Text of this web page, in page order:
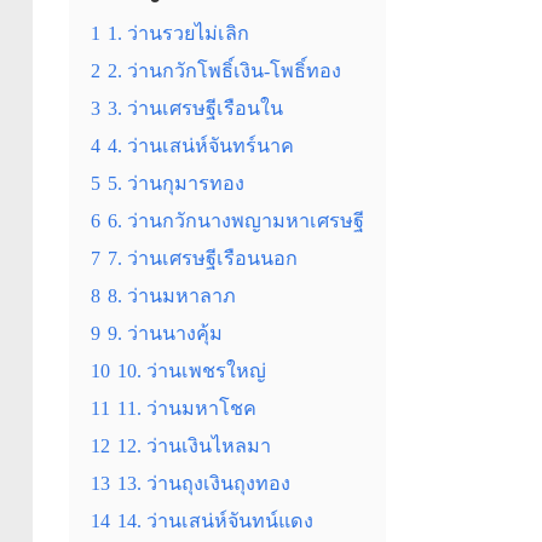
1 1. ว่านรวยไม่เลิก
2 2. ว่านกวักโพธิ์เงิน-โพธิ์ทอง
3 3. ว่านเศรษฐีเรือนใน
4 4. ว่านเสน่ห์จันทร์นาค
5 5. ว่านกุมารทอง
6 6. ว่านกวักนางพญามหาเศรษฐี
7 7. ว่านเศรษฐีเรือนนอก
8 8. ว่านมหาลาภ
9 9. ว่านนางคุ้ม
10 10. ว่านเพชรใหญ่
11 11. ว่านมหาโชค
12 12. ว่านเงินไหลมา
13 13. ว่านถุงเงินถุงทอง
14 14. ว่านเสน่ห์จันทน์แดง